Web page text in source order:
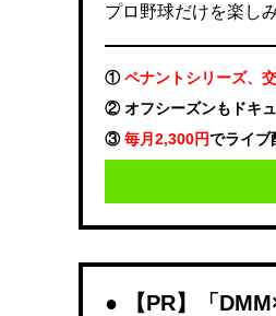
プロ野球だけを楽し
①ペナントシリーズ、
② オフシーズンもドキ
③毎月2,300円でライブ
【PR】「